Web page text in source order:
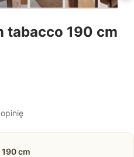
tabacco 190 cm
cm